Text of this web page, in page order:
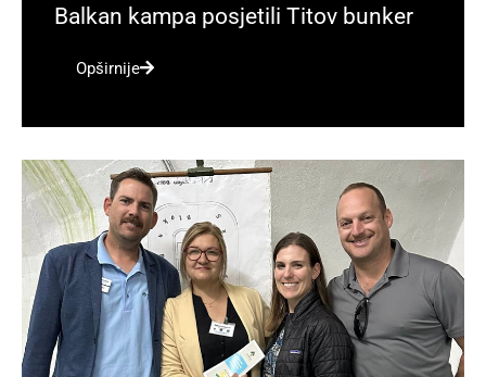
Balkan kampa posjetili Titov bunker
Opširnije